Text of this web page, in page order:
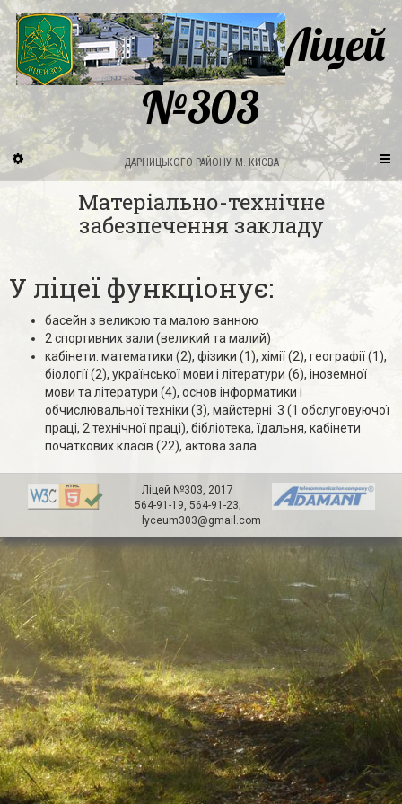
Ліцей
№303
ДАРНИЦЬКОГО РАЙОНУ М. КИЄВА
Матеріально-технічне
забезпечення закладу
У ліцеї функціонує:
басейн з великою та малою ванною
2 спортивних зали (великий та малий)
кабінети: математики (2), фізики (1), хімії (2), географії (1),
біології (2), української мови і літератури (6), іноземної
мови та літератури (4), основ інформатики і
обчислювальної техніки (3), майстерні 3 (1 обслуговуючої
праці, 2 технічної праці), бібліотека, їдальня, кабінети
початкових класів (22), актова зала
Ліцей №303, 2017
564-91-19, 564-91-23;
lyceum303@gmail.com